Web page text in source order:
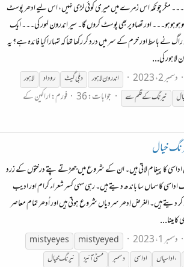
مگر چونکہ اس زمرے میں میری کوئی لڑی نہیں، اس لیے ادھر پوسٹ
اور تصاویر بھی پوسٹ کروں گا۔ سیر اندرون لہور کی۔۔۔ ایک
اور خرم کے سر میں درد کر رکھا تھا کہ تمہارا کیا فائدہ ہے؟ یہ
لاہور کی...
دسمبر 2، 2023 اندرون لاہور دہلی گیٹ روداد
لاہور
نیرنگکےقلمسے جوابات: 36 فورم:اراکین کے
خیال
کا پیغام لاتی ہیں۔ ان کے شروع میں جھڑتے پتے درختوں کے زرد
کا سماں سا باندھ دیتے ہیں۔ رہی سہی کسر شعراء کرام اور ادیب
کر دیتے ہیں۔ الغرض اِدھر سردیاں شروع ہوتی ہیں اور اُدھر تمام معاصر
کا مینا...
دسمبر 1، 2023 mistyeyed
mistyeyes
،اداسیاں اداسی دسمبر مسٹی آئیز نیرنگخیال